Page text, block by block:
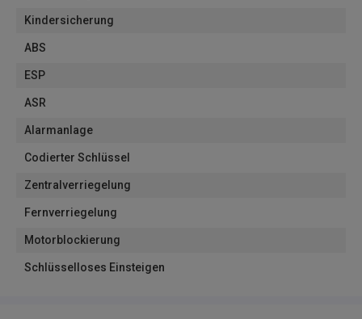
Kindersicherung
ABS
ESP
ASR
Alarmanlage
Codierter Schlüssel
Zentralverriegelung
Fernverriegelung
Motorblockierung
Schlüsselloses Einsteigen